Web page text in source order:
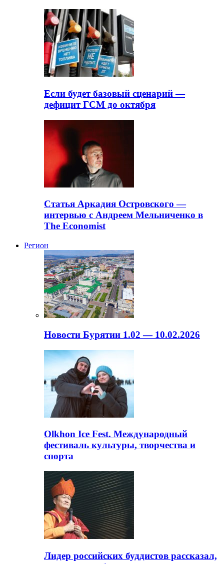
Если будет базовый сценарий —
дефицит ГСМ до октября
Статья Аркадия Островского —
интервью с Андреем Мельниченко в
The Economist
Регион
Новости Бурятии 1.02 — 10.02.2026
Olkhon Ice Fest. Международный
фестиваль культуры, творчества и
спорта
Лидер российских буддистов рассказал,